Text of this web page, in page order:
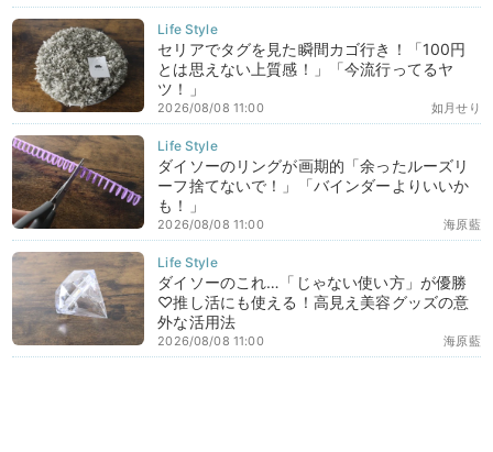
セリアでタグを見た瞬間カゴ行き！「100円
とは思えない上質感！」「今流行ってるヤ
ツ！」
如月せり
2026/08/08 11:00
ダイソーのリングが画期的「余ったルーズリ
ーフ捨てないで！」「バインダーよりいいか
も！」
海原藍
2026/08/08 11:00
ダイソーのこれ…「じゃない使い方」が優勝
♡推し活にも使える！高見え美容グッズの意
外な活用法
海原藍
2026/08/08 11:00